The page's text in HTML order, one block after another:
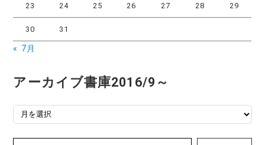
23 24 25 26 27 28 29
30 31
« 7月
アーカイブ書庫2016/9～
アーカイブ書庫2016/9～